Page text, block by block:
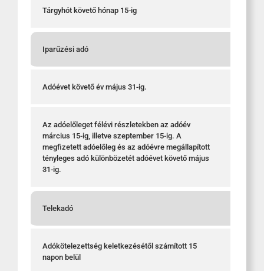
Tárgyhót követő hónap 15-ig
Iparűzési adó
Adóévet követő év május 31-ig.
Az adóelőleget félévi részletekben az adóév
március 15-ig, illetve szeptember 15-ig. A
megfizetett adóelőleg és az adóévre megállapított
tényleges adó különbözetét adóévet követő május
31-ig.
Telekadó
Adókötelezettség keletkezésétől számított 15
napon belül